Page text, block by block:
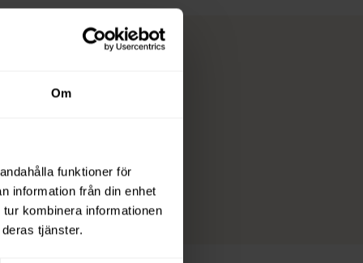
Om
funktioner för
information från din enhet
kombinera informationen
tjänster.